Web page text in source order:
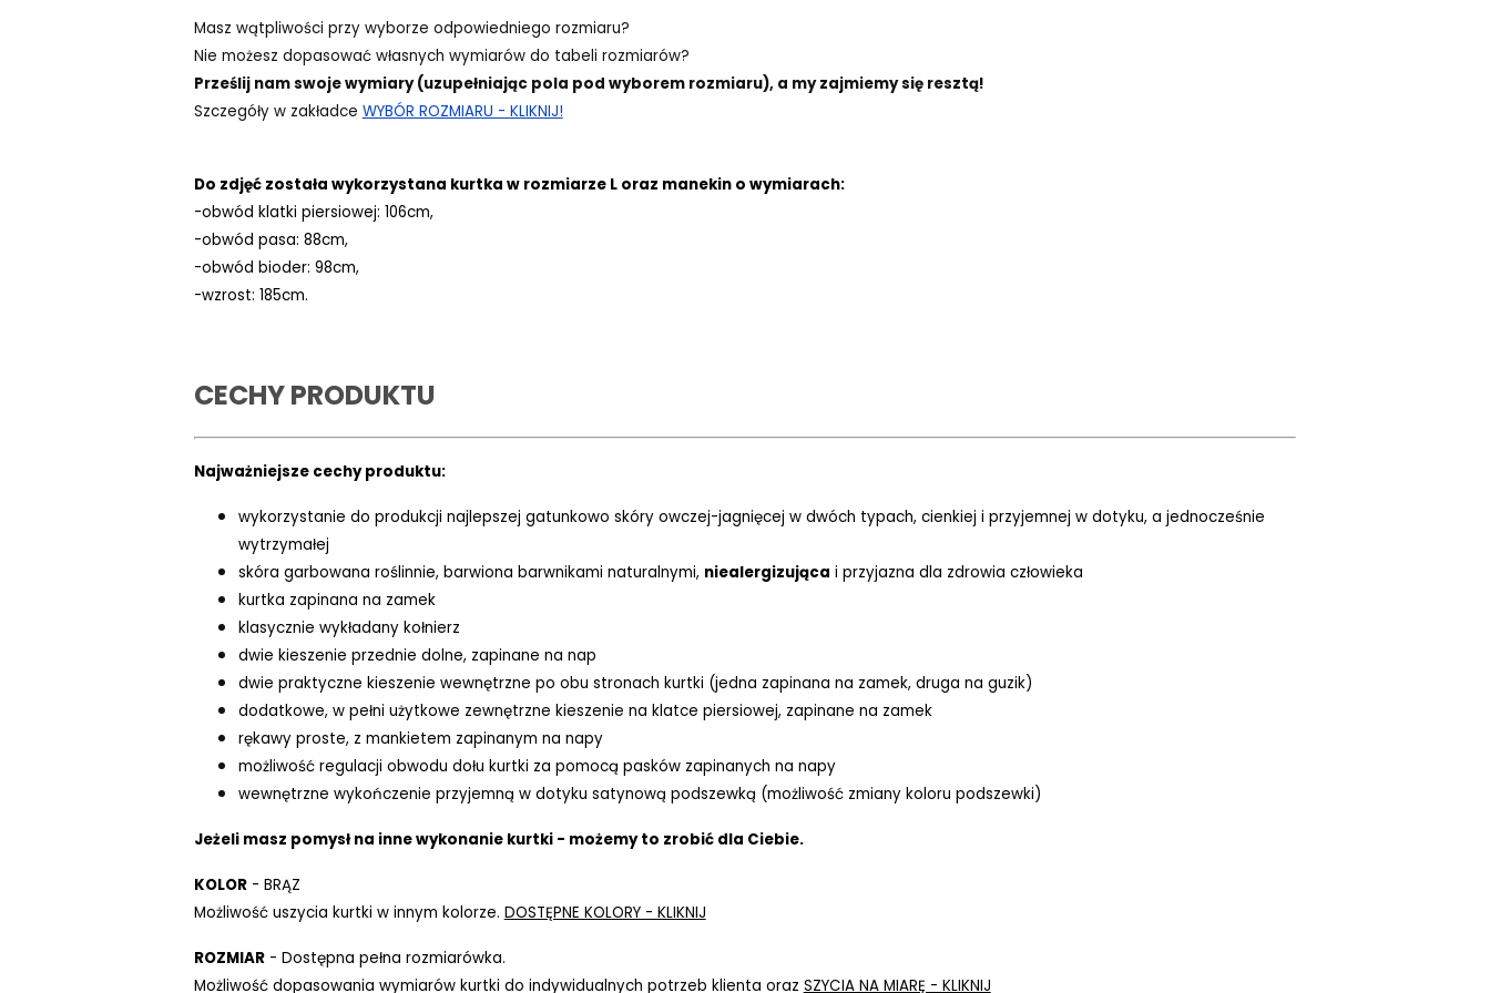
Masz wątpliwości przy wyborze odpowiedniego rozmiaru?
Nie możesz dopasować własnych wymiarów do tabeli rozmiarów?
Prześlij nam swoje wymiary (uzupełniając pola pod wyborem rozmiaru), a my zajmiemy się resztą!
Szczegóły w zakładce WYBÓR ROZMIARU - KLIKNIJ!
Do zdjęć została wykorzystana kurtka w rozmiarze L oraz manekin o wymiarach:
-obwód klatki piersiowej: 106cm,
-obwód pasa: 88cm,
-obwód bioder: 98cm,
-wzrost: 185cm.
CECHY PRODUKTU
Najważniejsze cechy produktu:
wykorzystanie do produkcji najlepszej gatunkowo skóry owczej-jagnięcej w dwóch typach, cienkiej i przyjemnej w dotyku, a jednocześnie
wytrzymałej
skóra garbowana roślinnie, barwiona barwnikami naturalnymi, niealergizująca i przyjazna dla zdrowia człowieka
kurtka zapinana na zamek
klasycznie wykładany kołnierz
dwie kieszenie przednie dolne, zapinane na nap
dwie praktyczne kieszenie wewnętrzne po obu stronach kurtki (jedna zapinana na zamek, druga na guzik)
dodatkowe, w pełni użytkowe zewnętrzne kieszenie na klatce piersiowej, zapinane na zamek
rękawy proste, z mankietem zapinanym na napy
możliwość regulacji obwodu dołu kurtki za pomocą pasków zapinanych na napy
wewnętrzne wykończenie przyjemną w dotyku satynową podszewką (możliwość zmiany koloru podszewki)
Jeżeli masz pomysł na inne wykonanie kurtki - możemy to zrobić dla Ciebie.
KOLOR- BRĄZ
Możliwość uszycia kurtki w innym kolorze. DOSTĘPNE KOLORY - KLIKNIJ
ROZMIAR- Dostępna pełna rozmiarówka.
Możliwość dopasowania wymiarów kurtki do indywidualnych potrzeb klienta oraz SZYCIA NA MIARĘ - KLIKNIJ